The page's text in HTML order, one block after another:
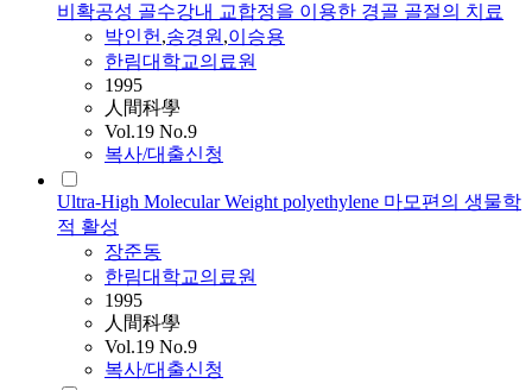
비확공성 골수강내 교합정을 이용한 경골 골절의 치료
박인헌,송경원,이승용
한림대학교의료원
1995
人間科學
Vol.19 No.9
복사/대출신청
Ultra-High Molecular Weight polyethylene 마모편의 생물학
적 활성
장준동
한림대학교의료원
1995
人間科學
Vol.19 No.9
복사/대출신청